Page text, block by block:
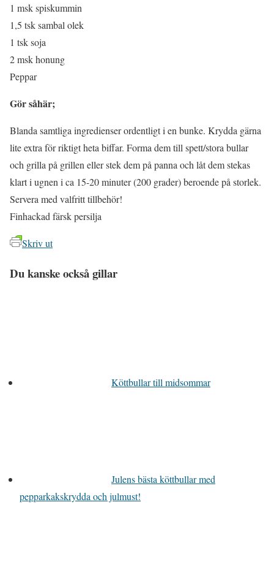
1 msk spiskummin
1,5 tsk sambal olek
1 tsk soja
2 msk honung
Peppar
Gör såhär;
Blanda samtliga ingredienser ordentligt i en bunke. Krydda gärna
lite extra för riktigt heta biffar. Forma dem till spett/stora bullar
och grilla på grillen eller stek dem på panna och låt dem stekas
klart i ugnen i ca 15-20 minuter (200 grader) beroende på storlek.
Servera med valfritt tillbehör!
Finhackad färsk persilja
Skriv ut
Du kanske också gillar
Köttbullar till midsommar
Julens bästa köttbullar med
pepparkakskrydda och julmust!